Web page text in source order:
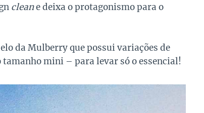
cleane deixa o protagonismo para o
da Mulberry que possui variações de
mini – para levar só o essencial!